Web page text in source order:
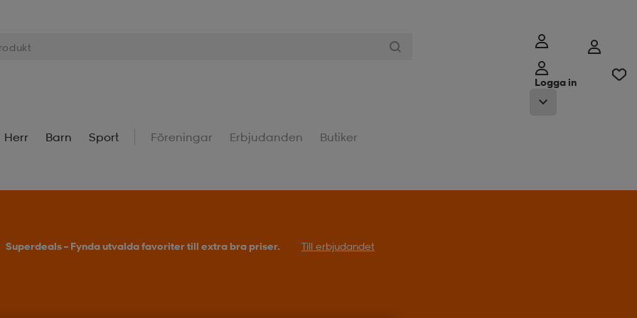
Logga in
Herr Barn Sport Föreningar Erbjudanden Butiker
Superdeals – Fynda utvalda favoriter till extra bra priser. Till erbjudandet